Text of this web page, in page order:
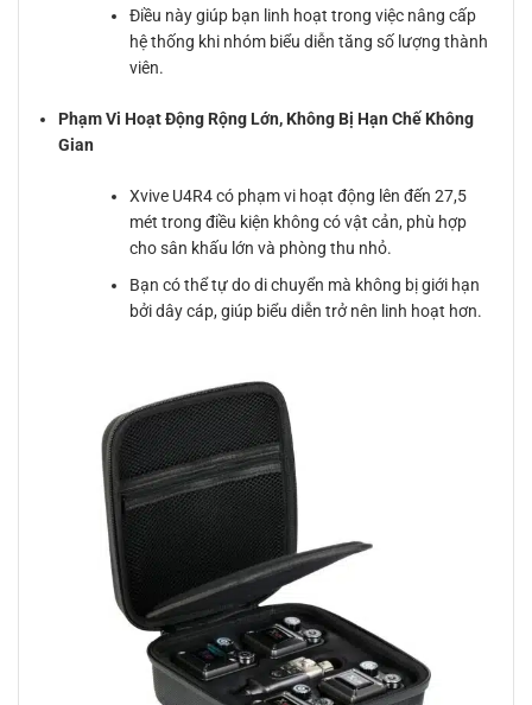
Điều này giúp bạn linh hoạt trong việc nâng cấp
hệ thống khi nhóm biểu diễn tăng số lượng thành
viên.
Phạm Vi Hoạt Động Rộng Lớn, Không Bị Hạn Chế Không
Gian
Xvive U4R4 có phạm vi hoạt động lên đến 27,5
mét trong điều kiện không có vật cản, phù hợp
cho sân khấu lớn và phòng thu nhỏ.
Bạn có thể tự do di chuyển mà không bị giới hạn
bởi dây cáp, giúp biểu diễn trở nên linh hoạt hơn.